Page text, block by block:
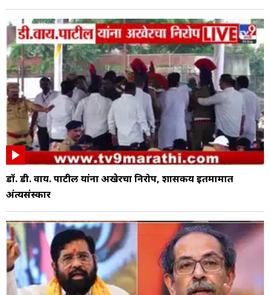
डॉ. डी. वाय. पाटील यांना अखेरचा निरोप, शासकीय इतमामात
अंत्यसंस्कार